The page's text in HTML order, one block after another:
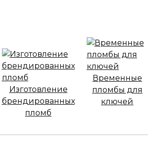
Изготовление
брендированных
пломб
Временные
пломбы для
ключей